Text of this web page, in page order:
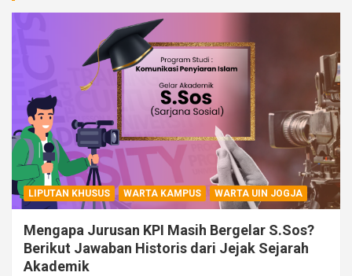
LIPUTAN KHUSUS WARTA KAMPUS WARTA UIN JOGJA
Mengapa Jurusan KPI Masih Bergelar S.Sos?
Berikut Jawaban Historis dari Jejak Sejarah
Akademik